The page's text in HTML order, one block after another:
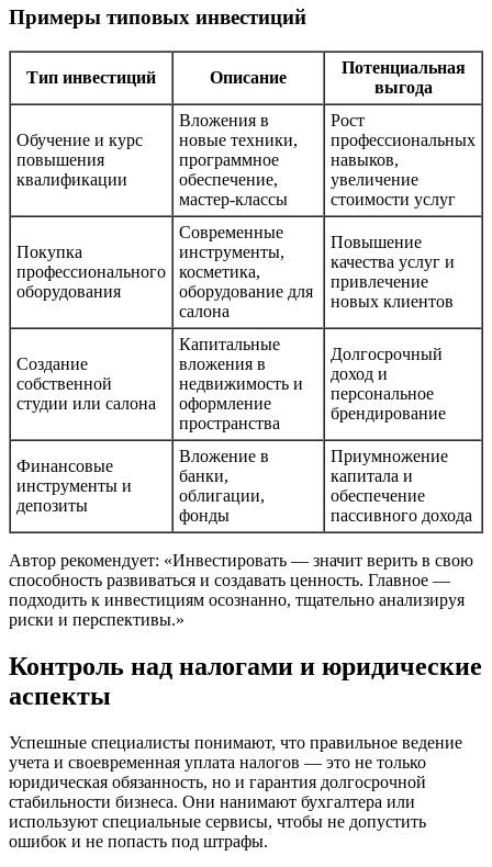
Примеры типовых инвестиций
Тип инвестиций Описание
Потенциальная
выгода
Обучение и курс
повышения
квалификации
Вложения в
новые техники,
программное
обеспечение,
мастер-классы
Рост
профессиональных
навыков,
увеличение
стоимости услуг
Покупка
профессионального
оборудования
Современные
инструменты,
косметика,
оборудование для
салона
Повышение
качества услуг и
привлечение
новых клиентов
Создание
собственной
студии или салона
Капитальные
вложения в
недвижимость и
оформление
пространства
Долгосрочный
доход и
персональное
брендирование
Финансовые
инструменты и
депозиты
Вложение в
банки,
облигации,
фонды
Приумножение
капитала и
обеспечение
пассивного дохода
Автор рекомендует: «Инвестировать — значит верить в свою
способность развиваться и создавать ценность. Главное —
подходить к инвестициям осознанно, тщательно анализируя
риски и перспективы.»
Контроль над налогами и юридические
аспекты
Успешные специалисты понимают, что правильное ведение
учета и своевременная уплата налогов — это не только
юридическая обязанность, но и гарантия долгосрочной
стабильности бизнеса. Они нанимают бухгалтера или
используют специальные сервисы, чтобы не допустить
ошибок и не попасть под штрафы.